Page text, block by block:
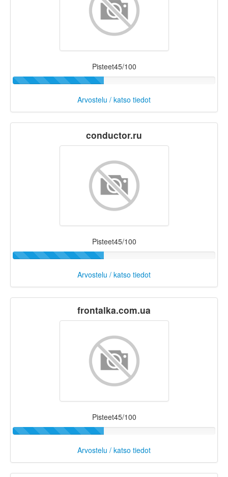
Pisteet45/100
Arvostelu / katso tiedot
conductor.ru
Pisteet45/100
Arvostelu / katso tiedot
frontalka.com.ua
Pisteet45/100
Arvostelu / katso tiedot